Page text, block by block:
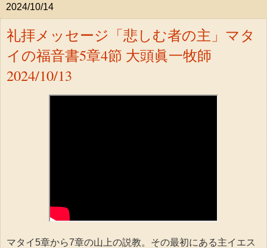
2024/10/14
礼拝メッセージ「悲しむ者の主」マタ
イの福音書5章4節 大頭眞一牧師
2024/10/13
マタイ5章から7章の山上の説教。その最初にある主イエス